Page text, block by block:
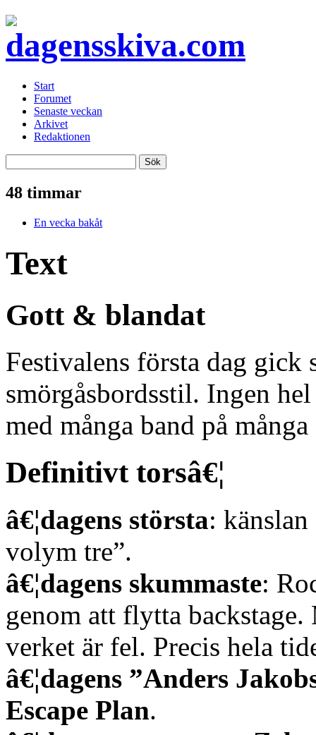
Start
Forumet
Senaste veckan
Arkivet
Redaktionen
48 timmar
En vecka bakåt
Text
Gott & blandat
Festivalens första dag gick
smörgåsbordsstil. Ingen
med många band på
Definitivt torsâ€¦
â€¦dagens största:
volym tre”.
â€¦dagens skummaste:
genom att flytta
verket är fel. Precis hela
â€¦dagens ”Anders
Escape Plan.